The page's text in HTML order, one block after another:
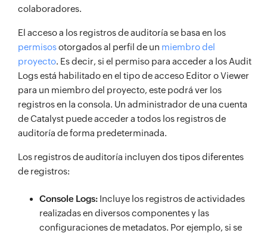
colaboradores.
El acceso a los registros de auditoría se basa en los
permisosotorgados al perfil de un miembro del
proyecto. Es decir, si el permiso para acceder a los Audit
Logs está habilitado en el tipo de acceso Editor o Viewer
para un miembro del proyecto, este podrá ver los
registros en la consola. Un administrador de una cuenta
de Catalyst puede acceder a todos los registros de
auditoría de forma predeterminada.
Los registros de auditoría incluyen dos tipos diferentes
de registros:
Console Logs: Incluye los registros de actividades
realizadas en diversos componentes y las
configuraciones de metadatos. Por ejemplo, si se